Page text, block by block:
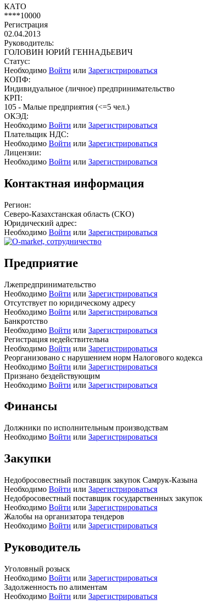
КАТО
****10000
Регистрация
02.04.2013
Руководитель:
ГОЛОВИН ЮРИЙ ГЕННАДЬЕВИЧ
Статус:
Необходимо Войти или Зарегистрироваться
КОПФ:
Индивидуальное (личное) предпринимательство
КРП:
105 - Малые предприятия (<=5 чел.)
ОКЭД:
Необходимо Войти или Зарегистрироваться
Плательщик НДС:
Необходимо Войти или Зарегистрироваться
Лицензии:
Необходимо Войти или Зарегистрироваться
Контактная информация
Регион:
Северо-Казахстанская область (СКО)
Юридический адрес:
Необходимо Войти или Зарегистрироваться
Предприятие
Лжепредпринимательство
Необходимо Войти или Зарегистрироваться
Отсутствует по юридическому адресу
Необходимо Войти или Зарегистрироваться
Банкротство
Необходимо Войти или Зарегистрироваться
Регистрация недействительна
Необходимо Войти или Зарегистрироваться
Реорганизовано с нарушением норм Налогового кодекса
Необходимо Войти или Зарегистрироваться
Признано бездействующим
Необходимо Войти или Зарегистрироваться
Финансы
Должники по исполнительным производствам
Необходимо Войти или Зарегистрироваться
Закупки
Недобросовестный поставщик закупок Самрук-Казына
Необходимо Войти или Зарегистрироваться
Недобросовестный поставщик государственных закупок
Необходимо Войти или Зарегистрироваться
Жалобы на организатора тендеров
Необходимо Войти или Зарегистрироваться
Руководитель
Уголовный розыск
Необходимо Войти или Зарегистрироваться
Задолженность по алиментам
Необходимо Войти или Зарегистрироваться